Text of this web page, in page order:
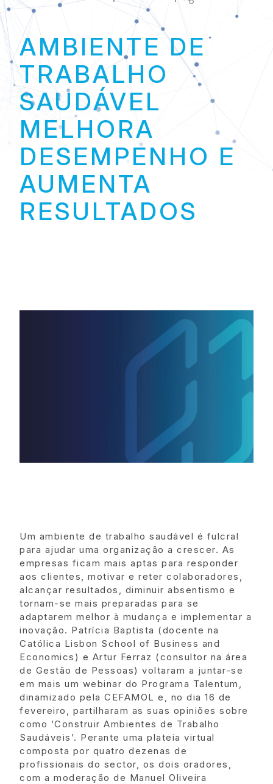
AMBIENTE DE
TRABALHO
SAUDÁVEL
MELHORA
DESEMPENHO E
AUMENTA
RESULTADOS
Um ambiente de trabalho saudável é fulcral
para ajudar uma organização a crescer. As
empresas ficam mais aptas para responder
aos clientes, motivar e reter colaboradores,
alcançar resultados, diminuir absentismo e
tornam-se mais preparadas para se
adaptarem melhor à mudança e implementar a
inovação. Patrícia Baptista (docente na
Católica Lisbon School of Business and
Economics) e Artur Ferraz (consultor na área
de Gestão de Pessoas) voltaram a juntar-se
em mais um webinar do Programa Talentum,
dinamizado pela CEFAMOL e, no dia 16 de
fevereiro, partilharam as suas opiniões sobre
como ‘Construir Ambientes de Trabalho
Saudáveis’. Perante uma plateia virtual
composta por quatro dezenas de
profissionais do sector, os dois oradores,
com a moderação de Manuel Oliveira